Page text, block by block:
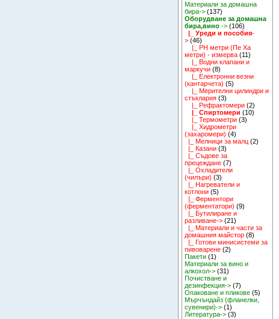
Материали за домашна
бира-> (137)
Оборудване за домашна
бира,вино-> (106)
|_ Уреди и пособия-
> (46)
|_ PH метри (Пе Ха
метри) - измерва (11)
|_ Водни клапани и
маркучи (8)
|_ Електронни везни
(кантарчета) (5)
|_ Мерителни цилиндри и
стъклария (3)
|_ Рефрактомери (2)
|_ Спиртомери (10)
|_ Термометри (3)
|_ Хидрометри
(захаромери) (4)
|_ Мелници за малц (2)
|_ Казани (3)
|_ Съдове за
прецеждане (7)
|_ Охладители
(чилъри) (3)
|_ Нагреватели и
котлони (5)
|_ Ферментори
(ферментатори) (9)
|_ Бутилиране и
разливане-> (21)
|_ Материали и части за
домашния майстор (8)
|_ Готови минисистеми за
пивоварене (2)
Пакети (1)
Материали за вино и
алкохол-> (31)
Почистване и
дезинфекция-> (7)
Опаковане и пликове (5)
Мърчъндайз (фланелки,
сувенири)-> (1)
Литература-> (3)